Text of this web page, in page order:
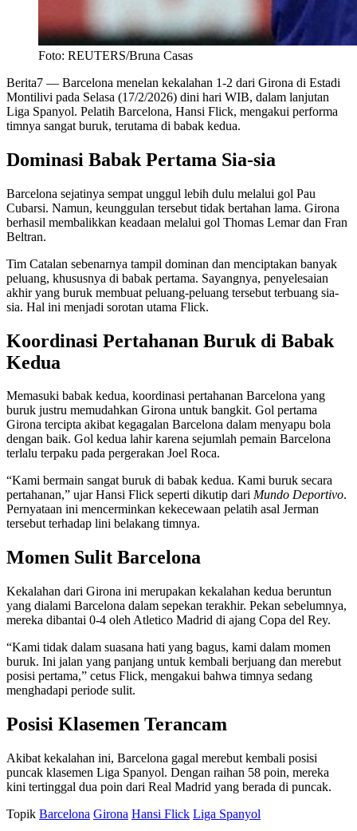
Foto: REUTERS/Bruna Casas
Berita7 — Barcelona menelan kekalahan 1-2 dari Girona di Estadi
Montilivi pada Selasa (17/2/2026) dini hari WIB, dalam lanjutan
Liga Spanyol. Pelatih Barcelona, Hansi Flick, mengakui performa
timnya sangat buruk, terutama di babak kedua.
Dominasi Babak Pertama Sia-sia
Barcelona sejatinya sempat unggul lebih dulu melalui gol Pau
Cubarsi. Namun, keunggulan tersebut tidak bertahan lama. Girona
berhasil membalikkan keadaan melalui gol Thomas Lemar dan Fran
Beltran.
Tim Catalan sebenarnya tampil dominan dan menciptakan banyak
peluang, khususnya di babak pertama. Sayangnya, penyelesaian
akhir yang buruk membuat peluang-peluang tersebut terbuang sia-
sia. Hal ini menjadi sorotan utama Flick.
Koordinasi Pertahanan Buruk di Babak
Kedua
Memasuki babak kedua, koordinasi pertahanan Barcelona yang
buruk justru memudahkan Girona untuk bangkit. Gol pertama
Girona tercipta akibat kegagalan Barcelona dalam menyapu bola
dengan baik. Gol kedua lahir karena sejumlah pemain Barcelona
terlalu terpaku pada pergerakan Joel Roca.
“Kami bermain sangat buruk di babak kedua. Kami buruk secara
pertahanan,” ujar Hansi Flick seperti dikutip dari Mundo Deportivo.
Pernyataan ini mencerminkan kekecewaan pelatih asal Jerman
tersebut terhadap lini belakang timnya.
Momen Sulit Barcelona
Kekalahan dari Girona ini merupakan kekalahan kedua beruntun
yang dialami Barcelona dalam sepekan terakhir. Pekan sebelumnya,
mereka dibantai 0-4 oleh Atletico Madrid di ajang Copa del Rey.
“Kami tidak dalam suasana hati yang bagus, kami dalam momen
buruk. Ini jalan yang panjang untuk kembali berjuang dan merebut
posisi pertama,” cetus Flick, mengakui bahwa timnya sedang
menghadapi periode sulit.
Posisi Klasemen Terancam
Akibat kekalahan ini, Barcelona gagal merebut kembali posisi
puncak klasemen Liga Spanyol. Dengan raihan 58 poin, mereka
kini tertinggal dua poin dari Real Madrid yang berada di puncak.
Topik Barcelona Girona Hansi Flick Liga Spanyol